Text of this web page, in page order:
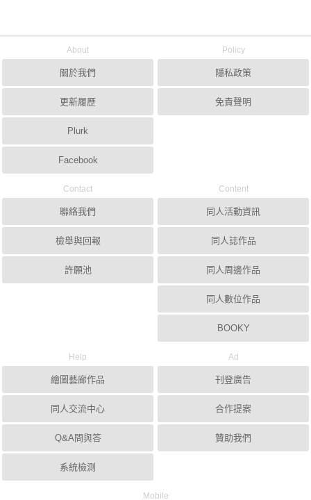
About
關於我們
更新履歷
Plurk
Facebook
Policy
隱私政策
免責聲明
Contact
聯絡我們
檢舉與回報
許願池
Content
同人活動資訊
同人誌作品
同人周邊作品
同人數位作品
BOOKY
Help
繪圖藝廊作品
同人交流中心
Q&A問與答
系統檢測
Ad
刊登廣告
合作提案
贊助我們
Mobile